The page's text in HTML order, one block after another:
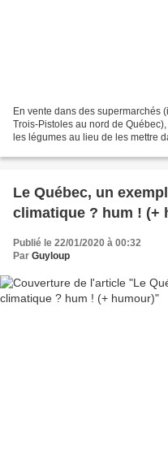
En vente dans des supermarchés
Trois-Pistoles au nord de
les légumes au lieu de les mettre
Le Québec, un
climatique ? hum ! (+
Publié le 22/01/2020 à 00:32
Par Guyloup